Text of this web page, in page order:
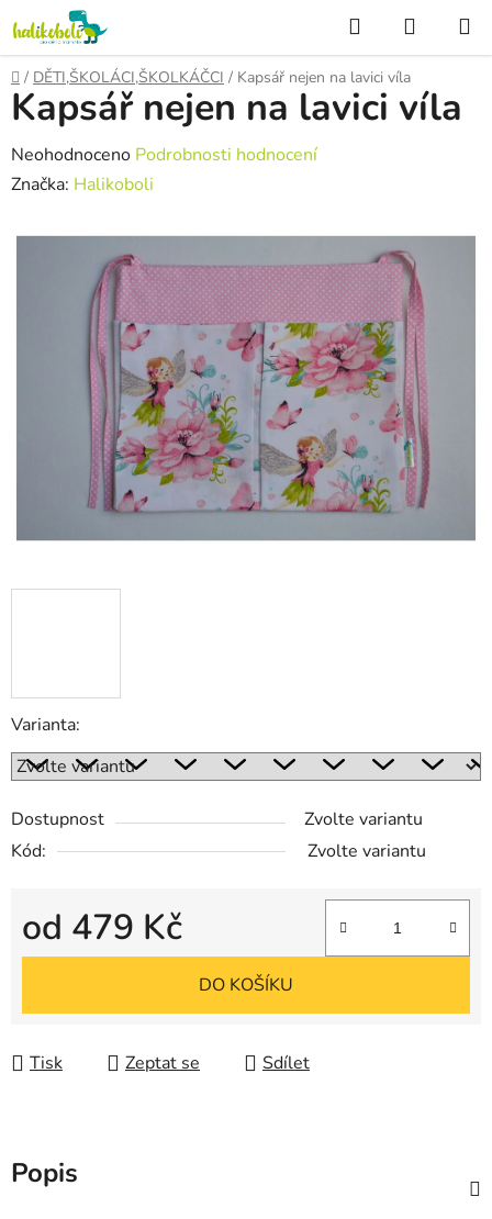
na
obsah
Hledat
KOŠÍK
Domů
/ DĚTI,ŠKOLÁCI,ŠKOLKÁČCI / Kapsář nejen na lavici víla
Varianta:
Dostupnost
Zvolte variantu
Kód:
Zvolte variantu
od 479 Kč
Měrná cena:
DO KOŠÍKU
Tisk Zeptat se Sdílet
Kapsář nejen na lavici víla
Průměrné
hodnocení
je
Neohodnoceno Podrobnosti hodnocení
Značka: Halikoboli
Popis